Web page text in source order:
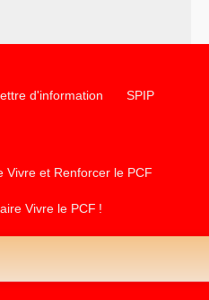
d'information SPIP
Vivre et Renforcer le PCF
Vivre le PCF !